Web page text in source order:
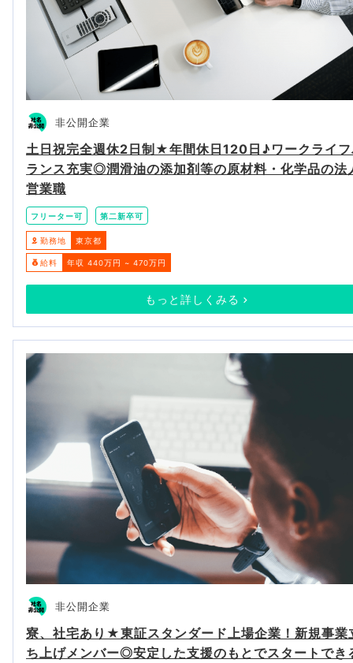
非公開企業
土日祝完全週休2日制★年間休日120日♪ワークライ
ランス充実◎潤滑油の添加剤等の原材料・化学品の法
営業職
フリーター可 第二新卒可
勤務地 東京都
給料 年収 440万円 ~ 470万円
もっと詳しくみる
非公開企業
寮、社宅あり★東証スタンダード上場企業！新規事業
ち上げメンバー◎安定した支援のもとでスタートでき